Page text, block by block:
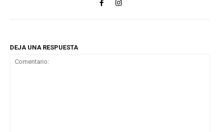
DEJA UNA RESPUESTA